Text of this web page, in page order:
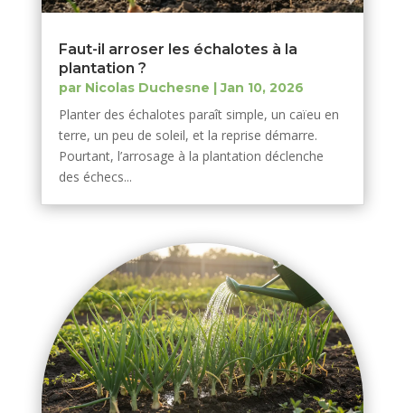
Faut-il arroser les échalotes à la
plantation ?
par Nicolas Duchesne |Jan 10, 2026
Planter des échalotes paraît simple, un caïeu en
terre, un peu de soleil, et la reprise démarre.
Pourtant, l’arrosage à la plantation déclenche
des échecs...